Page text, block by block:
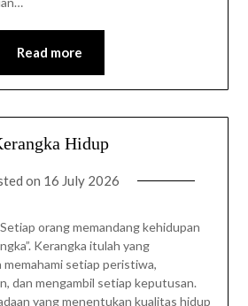
Read more
Hidup
on 16 July 2026
orang memandang kehidupan
Kerangka itulah yang
setiap peristiwa,
dan mengambil setiap keputusan.
yang menentukan kualitas hidup